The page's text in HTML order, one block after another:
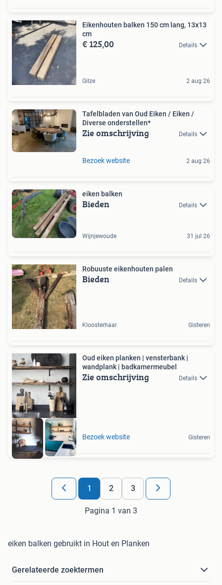
Eikenhouten balken 150 cm lang, 13x13
cm
€ 125,00 Details
Gilze 2 aug 26
Tafelbladen van Oud Eiken / Eiken /
Diverse onderstellen*
Zie omschrijving Details
Bezoek website 2 aug 26
eiken balken
Bieden Details
Wijnjewoude 31 jul 26
Robuuste eikenhouten palen
Bieden Details
Kloosterhaar Gisteren
Oud eiken planken | vensterbank |
wandplank | badkamermeubel
Zie omschrijving Details
Bezoek website Gisteren
1 2 3
Pagina 1 van 3
eiken balken gebruikt in Hout en Planken
Gerelateerde zoektermen